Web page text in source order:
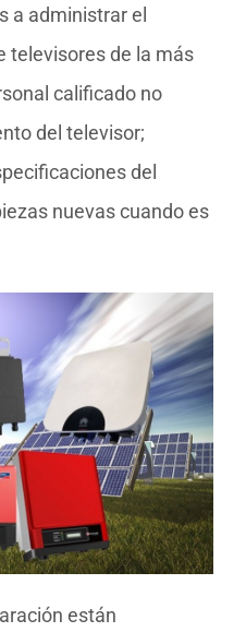
a administrar el
televisores de la más
calificado no
del televisor;
del
nuevas cuando es
están